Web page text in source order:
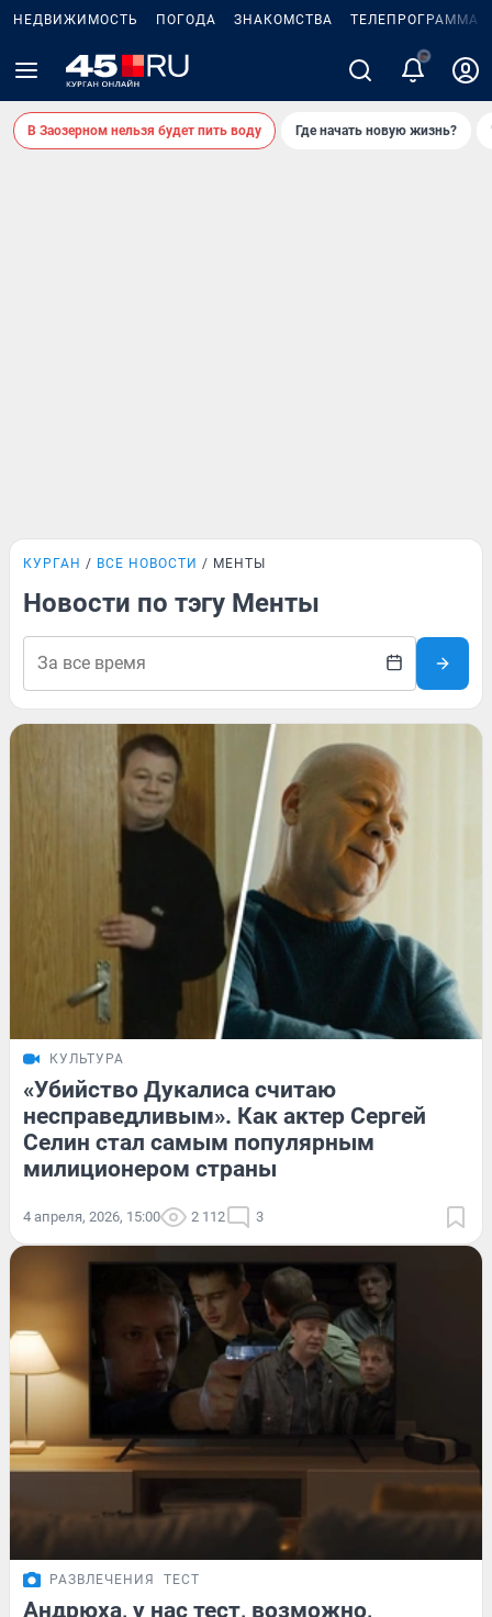
НЕДВИЖИМОСТЬ ПОГОДА ЗНАКОМСТВА ТЕЛЕПРОГРАММА
В Заозерном нельзя будет пить воду Где начать новую жизнь?
КУРГАН ВСЕ НОВОСТИ МЕНТЫ
Новости по тэгу Менты
КУЛЬТУРА
«Убийство Дукалиса считаю
несправедливым». Как актер Сергей
Селин стал самым популярным
милиционером страны
4 апреля, 2026, 15:00 2 112 3
РАЗВЛЕЧЕНИЯ ТЕСТ
Андрюха, у нас тест, возможно,